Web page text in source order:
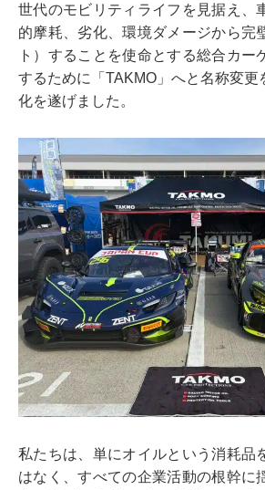
世代のモビリティライフを見据え、
的摩耗、劣化、環境ダメージから完
ト）することを使命とする総合カー
するために「TAKMO」へと名称変更
化を遂げました。
私たちは、単にオイルという消耗品
はなく、すべての企業活動の根幹に